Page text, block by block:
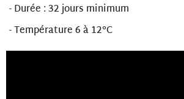
- Durée : 32 jours minimum
- Température 6 à 12°C